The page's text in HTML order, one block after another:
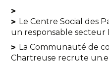
Le Centre Social des
un responsable secteur
La Communauté de
Chartreuse recrute